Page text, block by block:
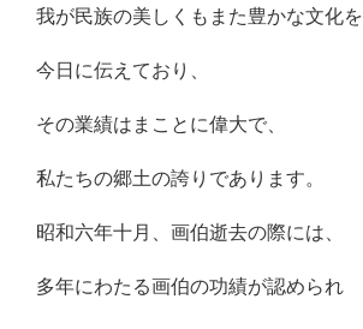
我が民族の美しくもまた豊かな文化を
今日に伝えており、
その業績はまことに偉大で、
私たちの郷土の誇りであります。
昭和六年十月、画伯逝去の際には、
多年にわたる画伯の功績が認められ